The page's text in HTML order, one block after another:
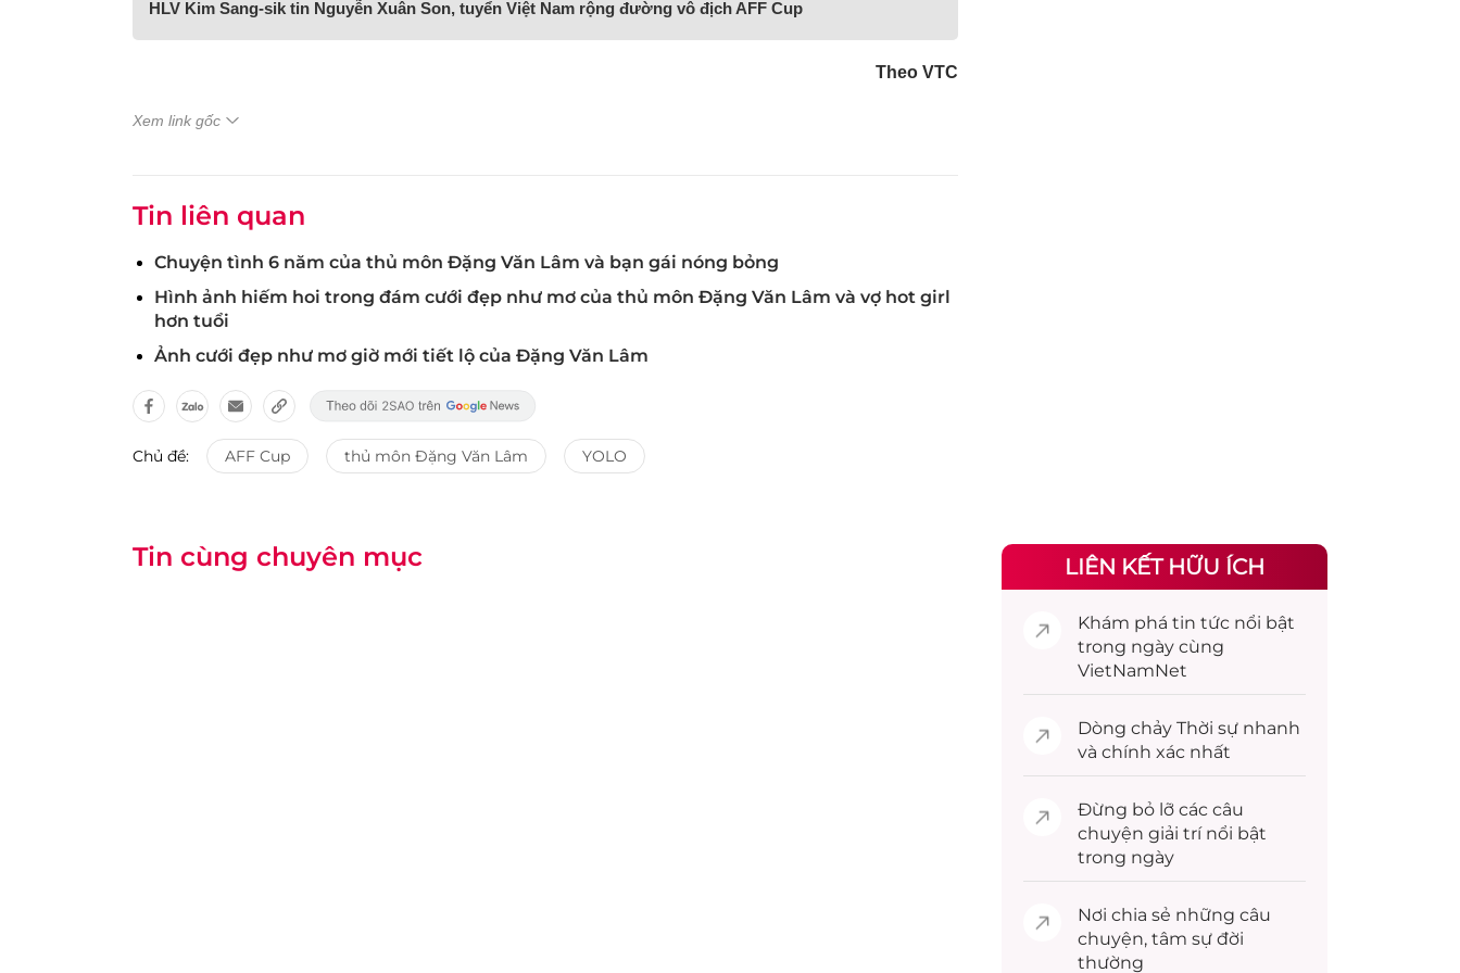
HLV Kim Sang-sik tin Nguyễn Xuân Son, tuyển Việt Nam rộng đường vô địch AFF Cup
Theo VTC
Xem link gốc
Tin liên quan
Chuyện tình 6 năm của thủ môn Đặng Văn Lâm và bạn gái nóng bỏng
Hình ảnh hiếm hoi trong đám cưới đẹp như mơ của thủ môn Đặng Văn Lâm và vợ hot girl
hơn tuổi
Ảnh cưới đẹp như mơ giờ mới tiết lộ của Đặng Văn Lâm
Chủ đề: AFF Cup thủ môn Đặng Văn Lâm YOLO
Tin cùng chuyên mục LIÊN KẾT HỮU ÍCH
Khám phá tin tức nổi bật
trong ngày cùng
VietNamNet
Dòng chảy Thời sự nhanh
và chính xác nhất
Đừng bỏ lỡ các câu
chuyện giải trínổi bật
trong ngày
Nơi chia sẻ những câu
chuyện, tâm sự đời
thường